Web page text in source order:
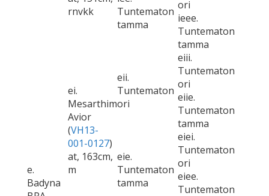
rnvkk
Tuntematon
tamma
ori
ieee.
Tuntematon
tamma
e.
Badyna
ei.
Mesarthim
Avior
(VH13-
001-0127)
at, 163cm,
m
eii.
Tuntematon
ori
eiii.
Tuntematon
ori
eiie.
Tuntematon
tamma
eie.
Tuntematon
tamma
eiei.
Tuntematon
ori
eiee.
Tuntematon